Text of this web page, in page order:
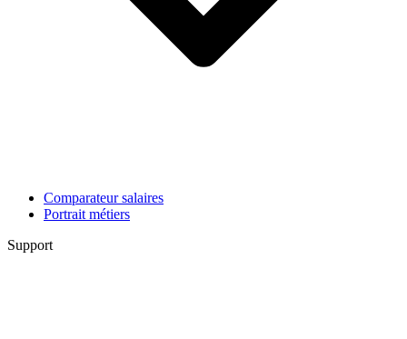
Comparateur salaires
Portrait métiers
Support